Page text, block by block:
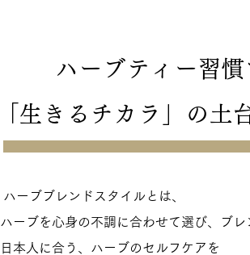
ハーブティー習慣
​「生きる チカラ 」の土
ハーブブレンドスタイルとは、
ハーブを心身の不調に合わせて選び、ブレ
日本人に合う、ハーブのセルフケアを​